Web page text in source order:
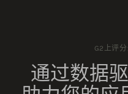
G2上评
通过数据